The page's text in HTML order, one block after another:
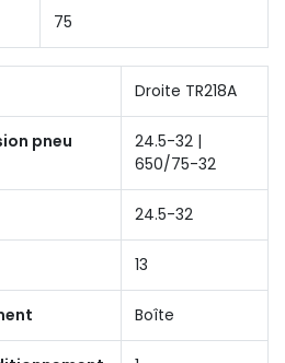
75
Droite TR218A
pneu
24.5-32 |
650/75-32
24.5-32
13
Boîte